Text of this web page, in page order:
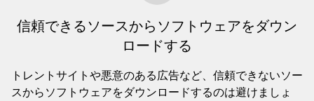
信頼できるソースからソフトウェアをダウン
ロードする
トレントサイトや悪意のある広告など、信頼できないソー
スからソフトウェアをダウンロードするのは避けましょ